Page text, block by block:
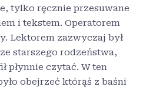
tylko ręcznie przesuwane
i tekstem. Operatorem
Lektorem zazwyczaj był
starszego rodzeństwa,
płynnie czytać. W ten
obejrzeć którąś z baśni